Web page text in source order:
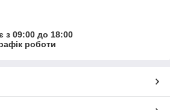
з 09:00 до 18:00
роботи